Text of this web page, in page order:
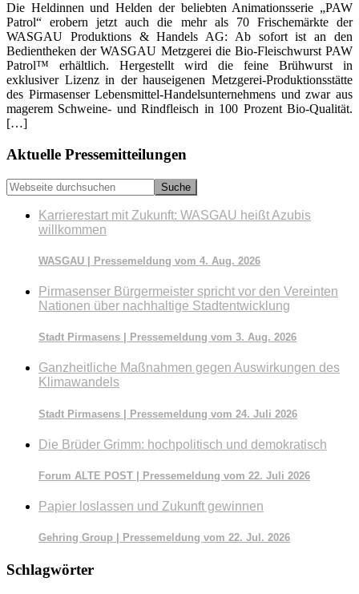
Die Heldinnen und Helden der beliebten Animationsserie „PAW
Patrol“ erobern jetzt auch die mehr als 70 Frischemärkte der
WASGAU Produktions & Handels AG: Ab sofort ist an den
Bedientheken der WASGAU Metzgerei die Bio-Fleischwurst PAW
Patrol™ erhältlich. Hergestellt wird die feine Brühwurst in
exklusiver Lizenz in der hauseigenen Metzgerei-Produktionsstätte
des Pirmasenser Lebensmittel-Handelsunternehmens und zwar aus
magerem Schweine- und Rindfleisch in 100 Prozent Bio-Qualität.
[…]
Seitenspalte
Aktuelle Pressemitteilungen
Webseite
durchsuchen
Karrierestart mit Zukunft: WASGAU heißt Azubis
willkommen
WASGAU | Pressemeldung vom 4. Aug. 2026
Pirmasenser Bürgermeister spricht vor den Vereinten
Nationen über nachhaltige Stadtentwicklung
Stadt Pirmasens | Pressemeldung vom 3. Aug. 2026
Ganzheitliche Maßnahmen gegen Auswirkungen des
Klimawandels
Stadt Pirmasens | Pressemeldung vom 24. Juli 2026
Die Brüder Grimm: hochpolitisch und demokratisch
Forum ALTE POST | Pressemeldung vom 22. Juli 2026
Papier loslassen und Zukunft gewinnen
Gehring Group | Pressemeldung vom 22. Jul. 2026
Schlagwörter